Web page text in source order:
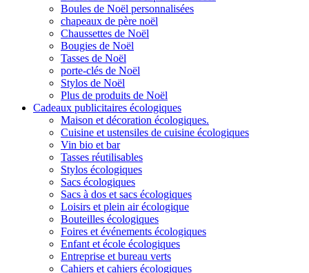
Boules de Noël personnalisées
chapeaux de père noël
Chaussettes de Noël
Bougies de Noël
Tasses de Noël
porte-clés de Noël
Stylos de Noël
Plus de produits de Noël
Cadeaux publicitaires écologiques
Maison et décoration écologiques.
Cuisine et ustensiles de cuisine écologiques
Vin bio et bar
Tasses réutilisables
Stylos écologiques
Sacs écologiques
Sacs à dos et sacs écologiques
Loisirs et plein air écologique
Bouteilles écologiques
Foires et événements écologiques
Enfant et école écologiques
Entreprise et bureau verts
Cahiers et cahiers écologiques